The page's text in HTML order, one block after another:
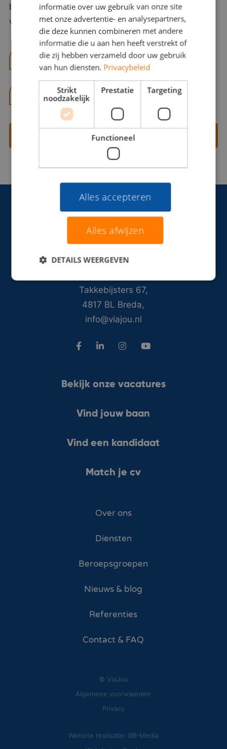
Bel of mail Benno met al jouw vragen. Benno staat
voor je klaar en helpt je graag!
benno@viajou.nl
06 13 28 62 71
Contact opnemen
Takkebijsters 67,
4817 BL Breda,
info@viajou.nl
Bekijk onze vacatures
Vind jouw baan
Vind een kandidaat
Match je cv
Over ons
Diensten
Beroepsgroepen
Nieuws & blog
Referenties
Contact & FAQ
© ViaJou
Algemene voorwaarden
Privacy
Website realisatie: RB-Media
informatie over uw gebruik van onze site
met onze advertentie- en analysepartners,
die deze kunnen combineren met andere
informatie die u aan hen heeft verstrekt of
die zij hebben verzameld door uw gebruik
van hun diensten. Privacybeleid
Strikt
noodzakelijk
Prestatie Targeting
Functioneel
Alles accepteren
Alles afwijzen
DETAILS WEERGEVEN